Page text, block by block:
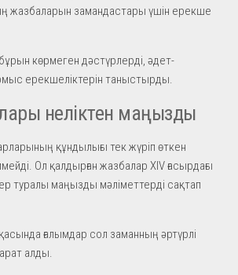
жазбаларын замандастары үшін ерекше
көрмеген дәстүрлерді, әдет-
ерекшеліктерін таныстырды.
неліктен маңызды
құндылығы тек жүріп өткен
Ол қалдырған жазбалар XIV ғасырдағы
туралы маңызды мәліметтерді сақтап
ғалымдар сол заманның әртүрлі
алды.